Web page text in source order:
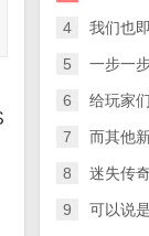
4 我们也
5 一步一
6 给玩家
7 而其他
8 迷失传奇
9 可以说